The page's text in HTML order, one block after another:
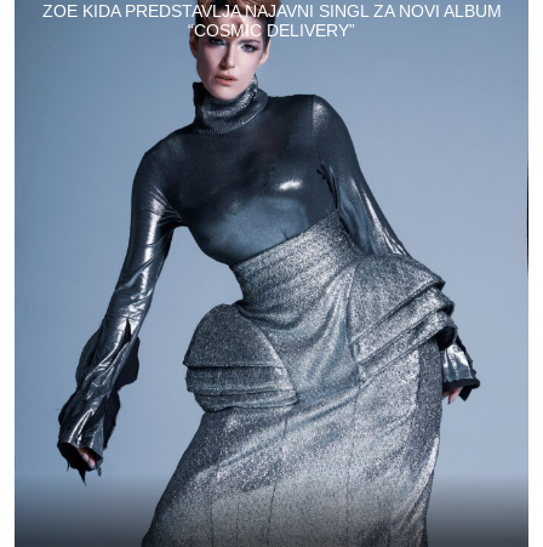
ZOE KIDA PREDSTAVLJA NAJAVNI SINGL ZA NOVI ALBUM
“COSMIC DELIVERY”